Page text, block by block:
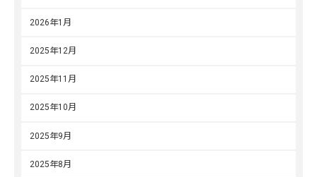
2026年1月
2025年12月
2025年11月
2025年10月
2025年9月
2025年8月